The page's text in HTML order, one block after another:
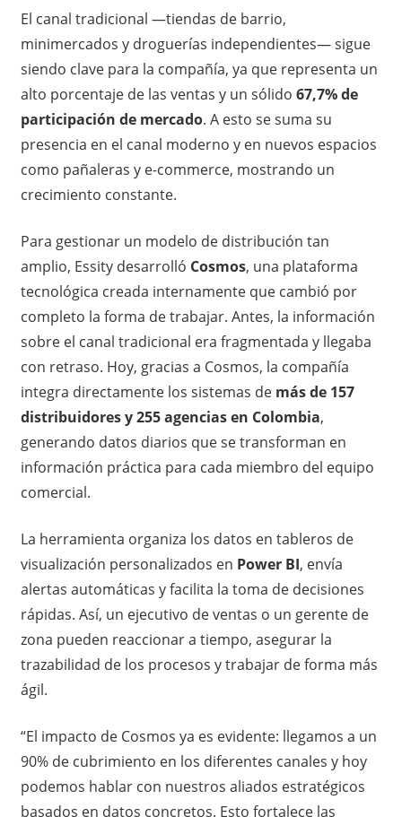
El canal tradicional —tiendas de barrio,
minimercados y droguerías independientes— sigue
siendo clave para la compañía, ya que representa un
alto porcentaje de las ventas y un sólido 67,7% de
participación de mercado. A esto se suma su
presencia en el canal moderno y en nuevos espacios
como pañaleras y e-commerce, mostrando un
crecimiento constante.
Para gestionar un modelo de distribución tan
amplio, Essity desarrolló Cosmos, una plataforma
tecnológica creada internamente que cambió por
completo la forma de trabajar. Antes, la información
sobre el canal tradicional era fragmentada y llegaba
con retraso. Hoy, gracias a Cosmos, la compañía
integra directamente los sistemas de más de 157
distribuidores y 255 agencias en Colombia,
generando datos diarios que se transforman en
información práctica para cada miembro del equipo
comercial.
La herramienta organiza los datos en tableros de
visualización personalizados en Power BI, envía
alertas automáticas y facilita la toma de decisiones
rápidas. Así, un ejecutivo de ventas o un gerente de
zona pueden reaccionar a tiempo, asegurar la
trazabilidad de los procesos y trabajar de forma más
ágil.
“El impacto de Cosmos ya es evidente: llegamos a un
90% de cubrimiento en los diferentes canales y hoy
podemos hablar con nuestros aliados estratégicos
basados en datos concretos. Esto fortalece las